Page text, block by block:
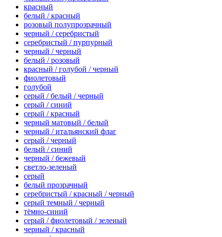
красный
белый / красный
розовый полупрозрачный
черный / серебристый
серебристый / пурпурный
черный / черный
белый / розовый
красный / голубой / черный
фиолетовый
голубой
серый / белый / черный
серый / синий
серый / красный
черный матовый / белый
черный / итальянский флаг
серый / черный
белый / синий
черный / бежевый
светло-зеленый
серый
белый прозрачный
серебристый / красный / черный
серый темный / черный
тёмно-синий
серый / фиолетовый / зеленый
черный / красный